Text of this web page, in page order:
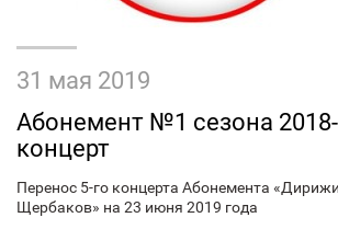
31 мая 2019
Абонемент №1 сезона 2018-
концерт
Перенос 5-го концерта Абонемента
Щербаков» на 23 июня 2019 года